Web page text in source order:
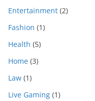
Entertainment (2)
Fashion (1)
Health (5)
Home (3)
Law (1)
Live Gaming (1)